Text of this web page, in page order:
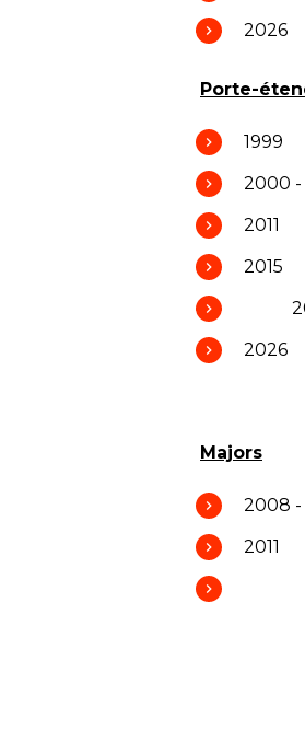
2026
Porte-
1999
2000 -
2011
2015
Majors
2008 -
2011 :
: